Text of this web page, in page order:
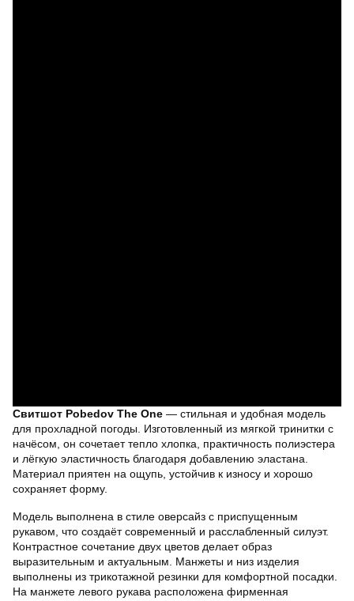
Свитшот Pobedov The One — стильная и удобная модель
для прохладной погоды. Изготовленный из мягкой тринитки с
начёсом, он сочетает тепло хлопка, практичность полиэстера
и лёгкую эластичность благодаря добавлению эластана.
Материал приятен на ощупь, устойчив к износу и хорошо
сохраняет форму.
Модель выполнена в стиле оверсайз с приспущенным
рукавом, что создаёт современный и расслабленный силуэт.
Контрастное сочетание двух цветов делает образ
выразительным и актуальным. Манжеты и низ изделия
выполнены из трикотажной резинки для комфортной посадки.
На манжете левого рукава расположена фирменная